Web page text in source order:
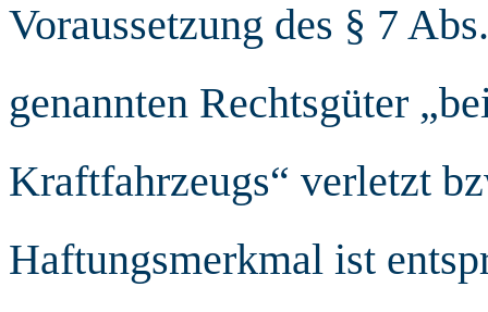
Voraussetzung des § 7
genannten Rechtsgüter
Kraftfahrzeugs“ verletzt
Haftungsmerkmal ist